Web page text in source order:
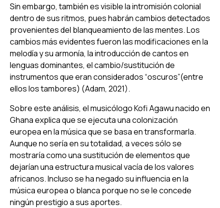
Sin embargo, también es visible la intromisión colonial
dentro de sus ritmos, pues habrán cambios detectados
provenientes del blanqueamiento de las mentes. Los
cambios más evidentes fueron las modificaciones en la
melodía y su armonía, la introducción de cantos en
lenguas dominantes, el cambio/sustitución de
instrumentos que eran considerados “oscuros”(entre
ellos los tambores) (Adam, 2021).
Sobre este análisis, el musicólogo Kofi Agawu nacido en
Ghana explica que se ejecuta una colonización
europea en la música que se basa en transformarla.
Aunque no sería en su totalidad, a veces sólo se
mostraría como una sustitución de elementos que
dejarían una estructura musical vacía de los valores
africanos. Incluso se ha negado su influencia en la
música europea o blanca porque no se le concede
ningún prestigio a sus aportes.